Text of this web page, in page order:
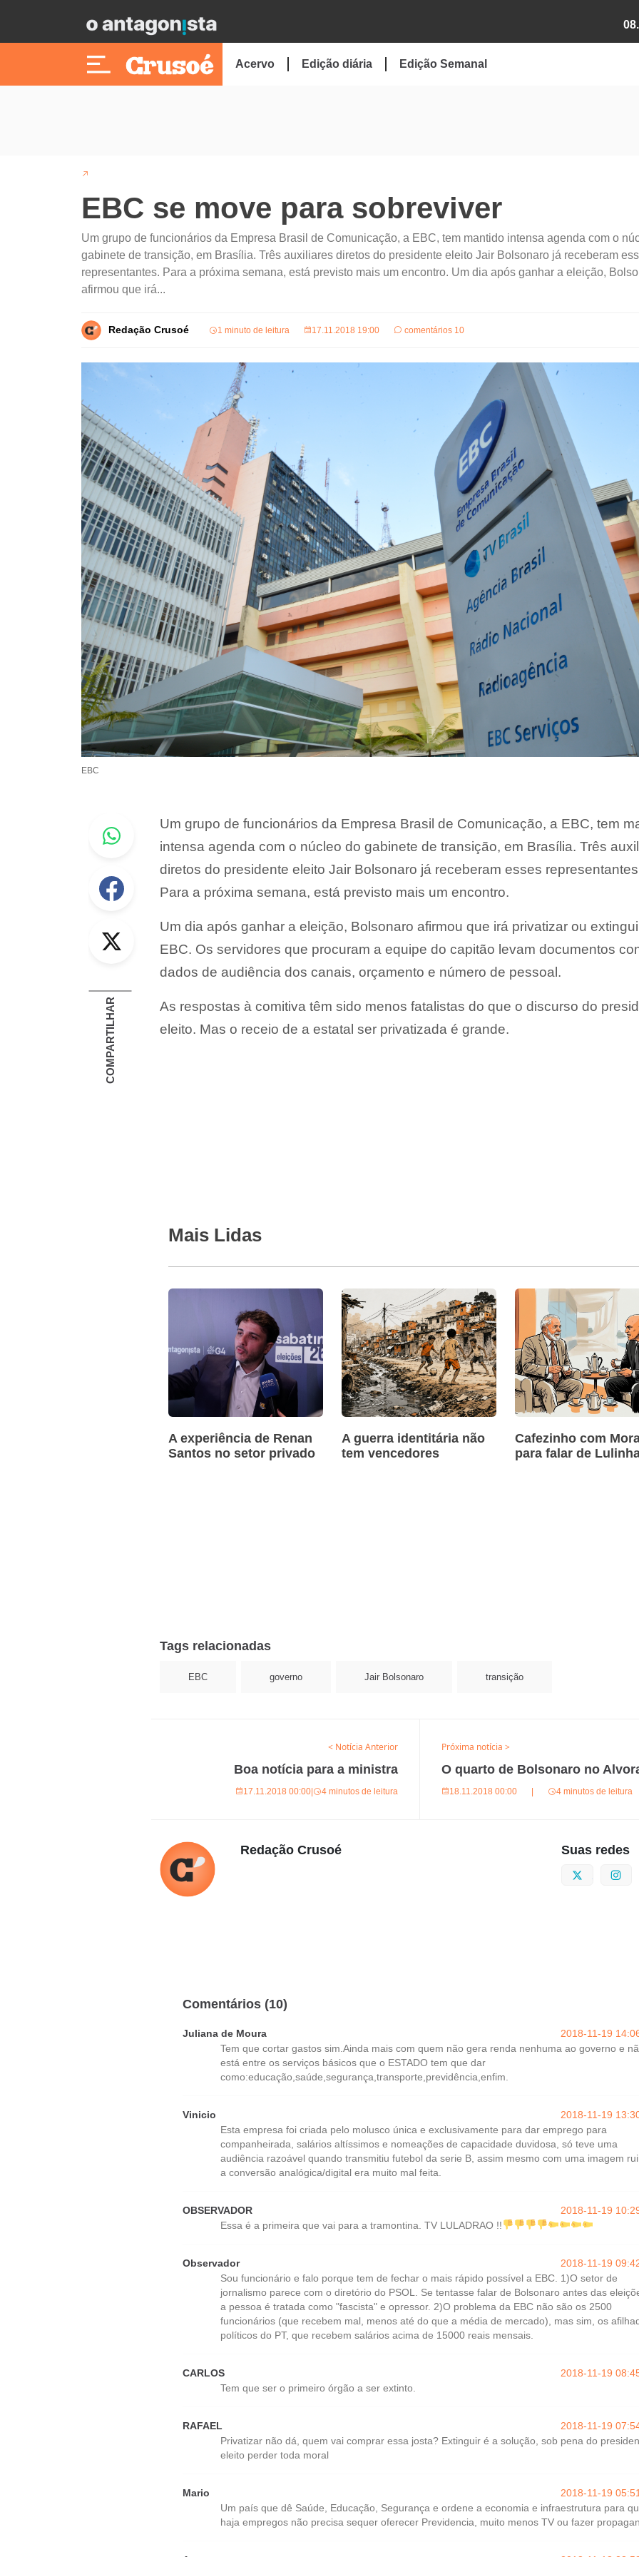
Acervo Edição diária Edição Semanal
EBC se move para sobreviver
Um grupo de funcionários da Empresa Brasil de Comunicação, a EBC, tem mantido intensa agenda com o
gabinete de transição, em Brasília. Três auxiliares diretos do presidente eleito Jair Bolsonaro já receberam
representantes. Para a próxima semana, está previsto mais um encontro. Um dia após ganhar a eleição,
afirmou que irá...
Redação Crusoé 1 minuto de leitura 17.11.2018 19:00 comentários 10
EBC
Whastapp
Facebook
Twitter
COMPARTILHAR
Um grupo de funcionários da Empresa Brasil de Comunicação, a EBC, tem
intensa agenda com o núcleo do gabinete de transição, em Brasília. Três
diretos do presidente eleito Jair Bolsonaro já receberam esses
Para a próxima semana, está previsto mais um encontro.
Um dia após ganhar a eleição, Bolsonaro afirmou que irá privatizar ou
EBC. Os servidores que procuram a equipe do capitão levam documentos
dados de audiência dos canais, orçamento e número de pessoal.
As respostas à comitiva têm sido menos fatalistas do que o discurso do
eleito. Mas o receio de a estatal ser privatizada é grande.
Mais Lidas
A experiência de Renan
Santos no setor privado
A guerra identitária não
tem vencedores
Cafezinho com
para falar de
Tags relacionadas
EBC governo Jair Bolsonaro transição
< Notícia Anterior
Boa notícia para a ministra
17.11.2018 00:00| 4 minutos de leitura
Próxima notícia >
O quarto de Bolsonaro no
18.11.2018 00:00 4 minutos de leitura
Redação Crusoé Suas redes
Twitter
Comentários (10)
Juliana de Moura
2018-11-19
Tem que cortar gastos sim.Ainda mais com quem não gera renda nenhuma ao governo e
está entre os serviços básicos que o ESTADO tem que dar
como:educação,saúde,segurança,transporte,previdência,enfim.
Vinicio
2018-11-19
Esta empresa foi criada pelo molusco única e exclusivamente para dar emprego para
companheirada, salários altíssimos e nomeações de capacidade duvidosa, só teve uma
audiência razoável quando transmitiu futebol da serie B, assim mesmo com uma imagem
a conversão analógica/digital era muito mal feita.
OBSERVADOR
2018-11-19
Essa é a primeira que vai para a tramontina. TV LULADRAO !!
Observador
2018-11-19
Sou funcionário e falo porque tem de fechar o mais rápido possível a EBC. 1)O setor de
jornalismo parece com o diretório do PSOL. Se tentasse falar de Bolsonaro antes das
a pessoa é tratada como "fascista" e opressor. 2)O problema da EBC não são os 2500
funcionários (que recebem mal, menos até do que a média de mercado), mas sim, os
políticos do PT, que recebem salários acima de 15000 reais mensais.
CARLOS
2018-11-19
Tem que ser o primeiro órgão a ser extinto.
RAFAEL
2018-11-19
Privatizar não dá, quem vai comprar essa josta? Extinguir é a solução, sob pena do
eleito perder toda moral
Mario
2018-11-19
Um país que dê Saúde, Educação, Segurança e ordene a economia e infraestrutura para
haja empregos não precisa sequer oferecer Previdencia, muito menos TV ou fazer